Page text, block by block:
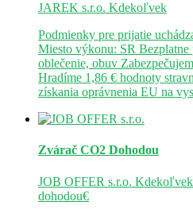
JAREK s.r.o. Kdekoľvek
Podmienky pre prijatie
Miesto výkonu: SR Bezplatne
oblečenie, obuv
Hradíme 1,86 € hodnoty
získania oprávnenia EU na
Zvárač CO2 Dohodou
JOB OFFER s.r.o. Kdekoľvek
dohodou€